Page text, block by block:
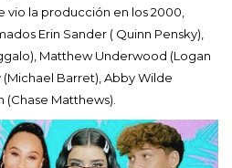
la producción en los 2000,
Erin Sander ( Quinn Pensky),
Matthew Underwood (Logan
Barret), Abby Wilde
(Chase Matthews).